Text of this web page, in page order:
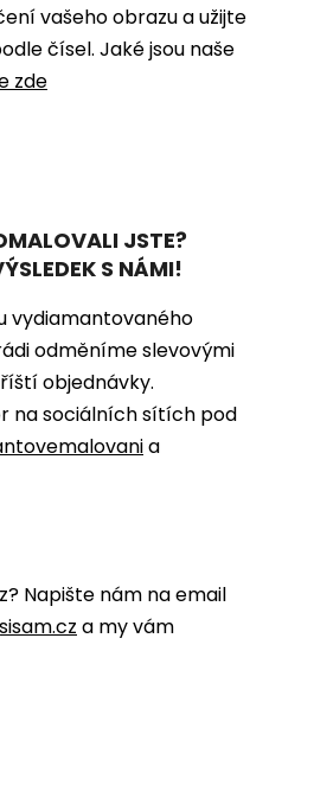
vašeho obrazu a užijte
čísel. Jaké jsou naše
zde
JSTE?
S NÁMI!
vydiamantovaného
odměníme slevovými
objednávky.
na sociálních sítích pod
a
Napište nám na email
a my vám